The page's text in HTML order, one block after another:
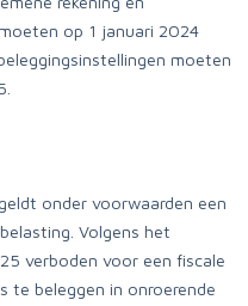
op 1 januari 2024
moeten
onder voorwaarden een
Volgens het
verboden voor een fiscale
te beleggen in onroerende